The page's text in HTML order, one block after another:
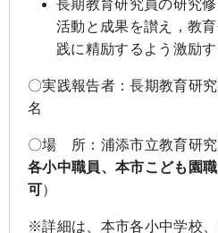
長期教育研究員の研究
活動と成果を讃え，教
践に精励するよう激励す
〇実践報告者：長期教育研
名
〇場 所：浦添市立教育研
各小中職員、本市こども園
可）
※詳細は、本市各小中学校